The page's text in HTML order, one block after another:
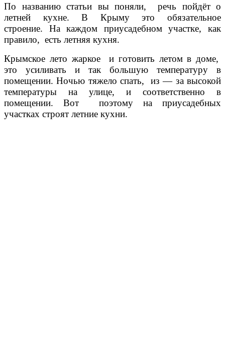
По названию статьи вы поняли, речь пойдёт о
летней кухне. В Крыму это обязательное
строение. На каждом приусадебном участке, как
правило, есть летняя кухня.
Крымское лето жаркое и готовить летом в доме,
это усиливать и так большую температуру в
помещении. Ночью тяжело спать, из — за высокой
температуры на улице, и соответственно в
помещении. Вот поэтому на приусадебных
участках строят летние кухни.